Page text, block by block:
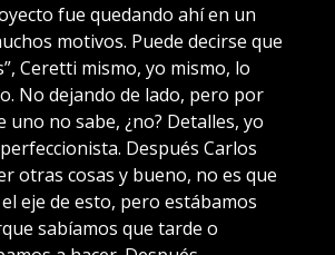
fue quedando ahí en un
motivos. Puede decirse que
Ceretti mismo, yo mismo, lo
No dejando de lado, pero por
uno no sabe, ¿no? Detalles, yo
Después Carlos
otras cosas y bueno, no es que
eje de esto, pero estábamos
sabíamos que tarde o